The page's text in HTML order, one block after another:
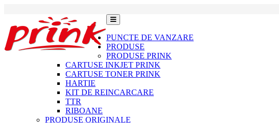
PUNCTE DE VANZARE
PRODUSE
PRODUSE PRINK
CARTUSE INKJET PRINK
CARTUSE TONER PRINK
HARTIE
KIT DE REINCARCARE
TTR
RIBOANE
PRODUSE ORIGINALE